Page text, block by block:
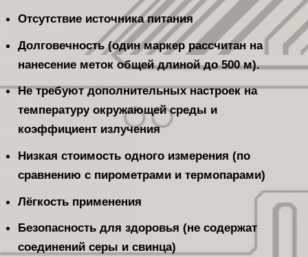
Отсутствие источника питания
Долговечность (один маркер рассчитан на
нанесение меток общей длиной до 500 м).
Не требуют дополнительных настроек на
температуру окружающей среды и
коэффициент излучения
Низкая стоимость одного измерения (по
сравнению с пирометрами и термопарами)
Лёгкость применения
Безопасность для здоровья (не содержат
соединений серы и свинца)